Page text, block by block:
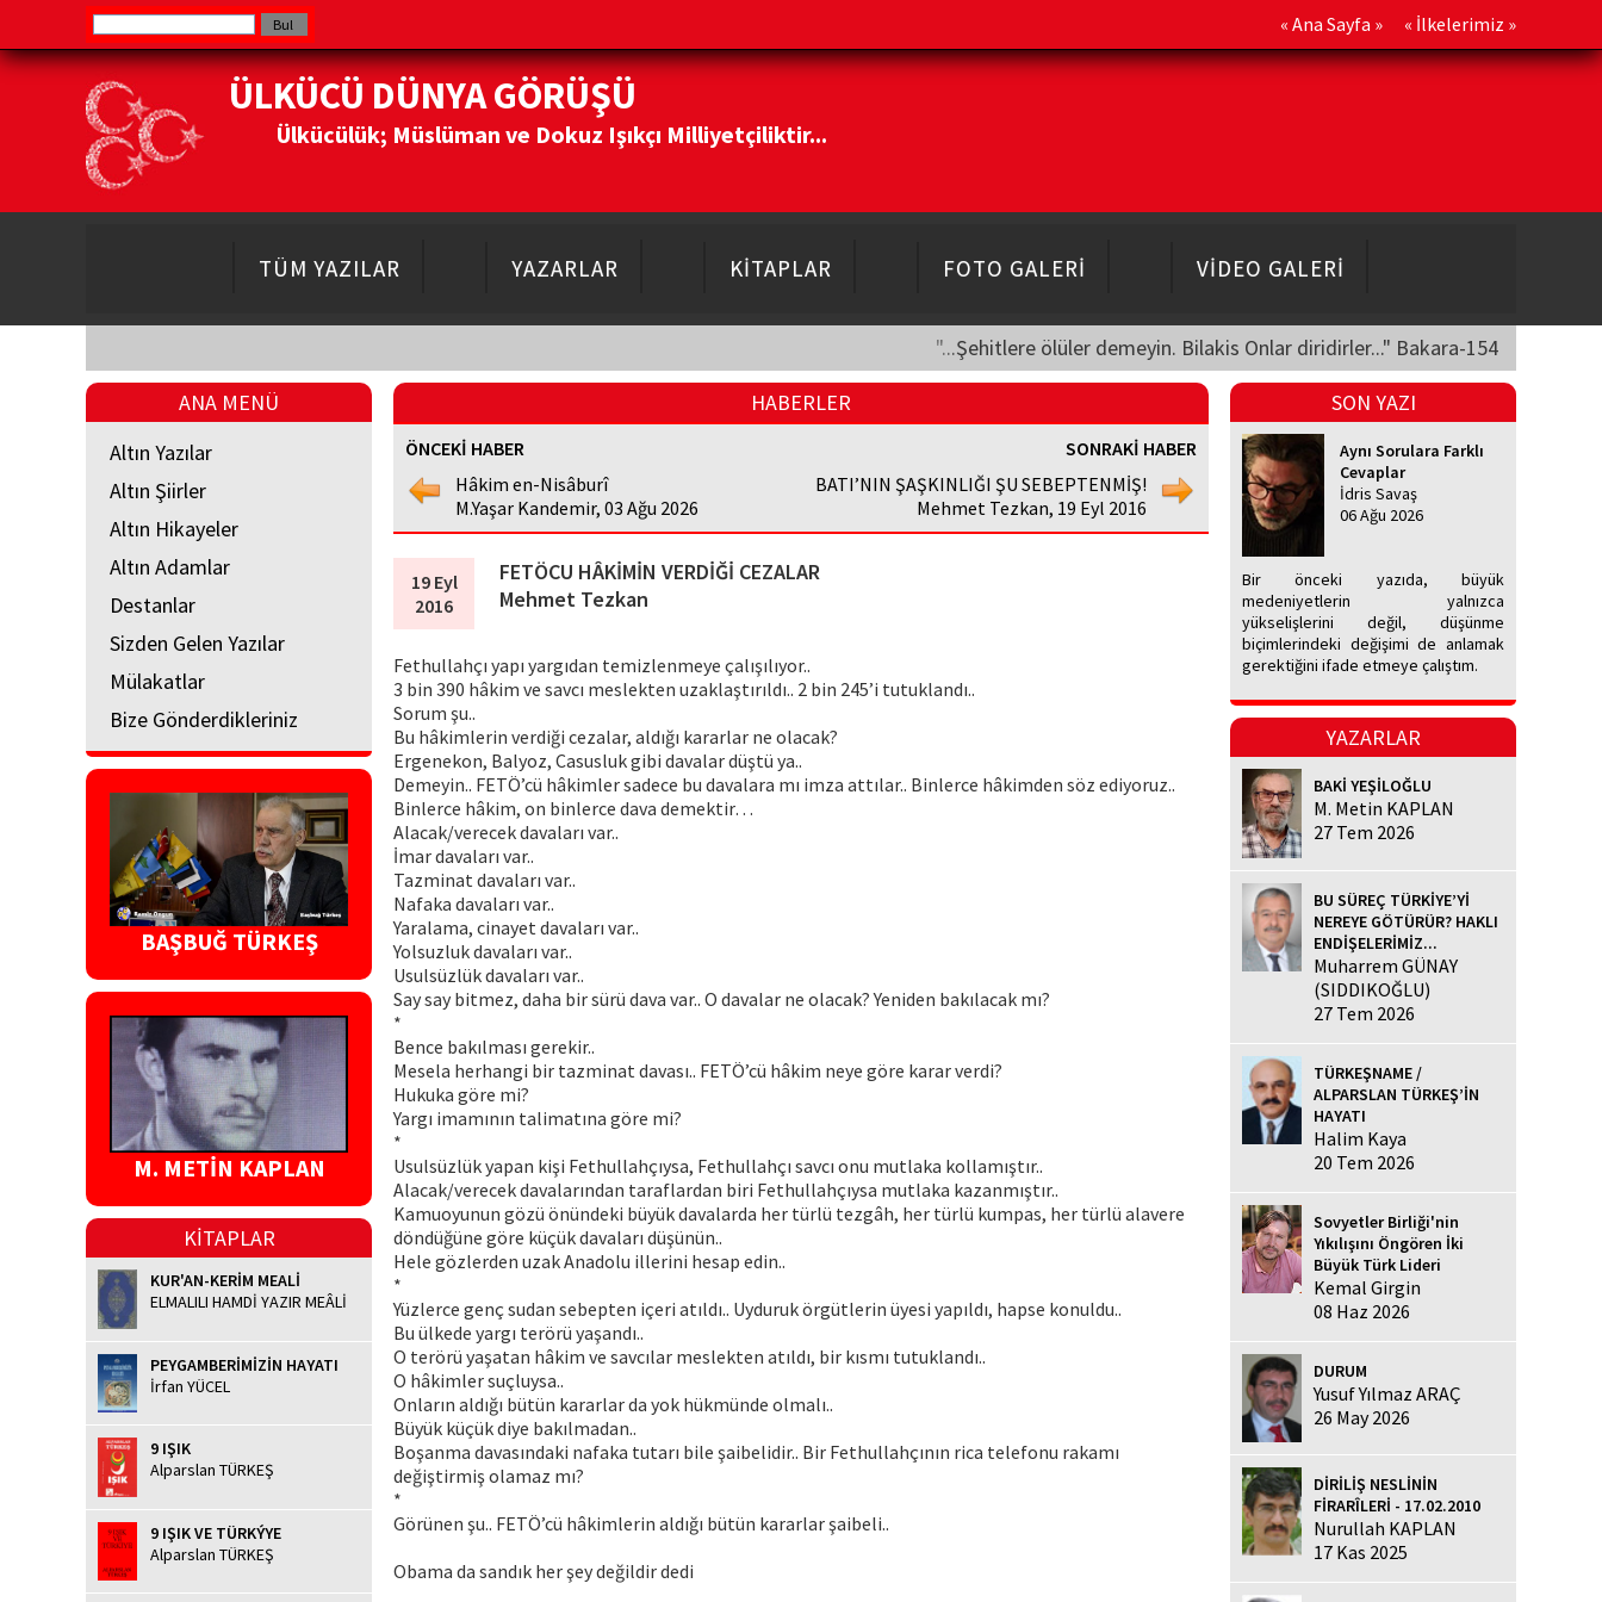
« Ana Sayfa » « İlkelerimiz »
ÜLKÜCÜ DÜNYA GÖRÜŞÜ
Ülkücülük; Müslüman ve Dokuz Işıkçı Milliyetçiliktir...
TÜM YAZILAR YAZARLAR KİTAPLAR FOTO GALERİ VİDEO GALERİ
"...Şehitlere ölüler demeyin. Bilakis Onlar diridirler..." Bakara-154
ANA MENÜ
Altın Yazılar
Altın Şiirler
Altın Hikayeler
Altın Adamlar
Destanlar
Sizden Gelen Yazılar
Mülakatlar
Bize Gönderdikleriniz
BAŞBUĞ TÜRKEŞ
M. METİN KAPLAN
KİTAPLAR
KUR'AN-KERİM MEALİ
ELMALILI HAMDİ YAZIR MEÂLİ
PEYGAMBERİMİZİN HAYATI
İrfan YÜCEL
9 IŞIK
Alparslan TÜRKEŞ
9 IŞIK VE TÜRKÝYE
Alparslan TÜRKEŞ
HABERLER
ÖNCEKİ HABER
Hâkim en-Nisâburî
M.Yaşar Kandemir, 03 Ağu 2026
SONRAKİ HABER
BATI’NIN ŞAŞKINLIĞI ŞU SEBEPTENMİŞ!
Mehmet Tezkan, 19 Eyl 2016
19 Eyl
2016
FETÖCU HÂKİMİN VERDİĞİ CEZALAR
Mehmet Tezkan
Fethullahçı yapı yargıdan temizlenmeye çalışılıyor..
3 bin 390 hâkim ve savcı meslekten uzaklaştırıldı.. 2 bin 245’i tutuklandı..
Sorum şu..
Bu hâkimlerin verdiği cezalar, aldığı kararlar ne olacak?
Ergenekon, Balyoz, Casusluk gibi davalar düştü ya..
Demeyin.. FETÖ’cü hâkimler sadece bu davalara mı imza attılar.. Binlerce hâkimden söz ediyoruz..
Binlerce hâkim, on binlerce dava demektir…
Alacak/verecek davaları var..
İmar davaları var..
Tazminat davaları var..
Nafaka davaları var..
Yaralama, cinayet davaları var..
Yolsuzluk davaları var..
Usulsüzlük davaları var..
Say say bitmez, daha bir sürü dava var.. O davalar ne olacak? Yeniden bakılacak mı?
*
Bence bakılması gerekir..
Mesela herhangi bir tazminat davası.. FETÖ’cü hâkim neye göre karar verdi?
Hukuka göre mi?
Yargı imamının talimatına göre mi?
*
Usulsüzlük yapan kişi Fethullahçıysa, Fethullahçı savcı onu mutlaka kollamıştır..
Alacak/verecek davalarından taraflardan biri Fethullahçıysa mutlaka kazanmıştır..
Kamuoyunun gözü önündeki büyük davalarda her türlü tezgâh, her türlü kumpas, her türlü alavere
döndüğüne göre küçük davaları düşünün..
Hele gözlerden uzak Anadolu illerini hesap edin..
*
Yüzlerce genç sudan sebepten içeri atıldı.. Uyduruk örgütlerin üyesi yapıldı, hapse konuldu..
Bu ülkede yargı terörü yaşandı..
O terörü yaşatan hâkim ve savcılar meslekten atıldı, bir kısmı tutuklandı..
O hâkimler suçluysa..
Onların aldığı bütün kararlar da yok hükmünde olmalı..
Büyük küçük diye bakılmadan..
Boşanma davasındaki nafaka tutarı bile şaibelidir.. Bir Fethullahçının rica telefonu rakamı
değiştirmiş olamaz mı?
*
Görünen şu.. FETÖ’cü hâkimlerin aldığı bütün kararlar şaibeli..
Obama da sandık her şey değildir dedi
SON YAZI
Aynı Sorulara Farklı
Cevaplar
İdris Savaş
06 Ağu 2026
Bir önceki yazıda, büyük
medeniyetlerin yalnızca
yükselişlerini değil, düşünme
biçimlerindeki değişimi de anlamak
gerektiğini ifade etmeye çalıştım.
YAZARLAR
BAKİ YEŞİLOĞLU
M. Metin KAPLAN
27 Tem 2026
BU SÜREÇ TÜRKİYE’Yİ
NEREYE GÖTÜRÜR? HAKLI
ENDİŞELERİMİZ...
Muharrem GÜNAY
(SIDDIKOĞLU)
27 Tem 2026
TÜRKEŞNAME /
ALPARSLAN TÜRKEŞ’İN
HAYATI
Halim Kaya
20 Tem 2026
Sovyetler Birliği'nin
Yıkılışını Öngören İki
Büyük Türk Lideri
Kemal Girgin
08 Haz 2026
DURUM
Yusuf Yılmaz ARAÇ
26 May 2026
DİRİLİŞ NESLİNİN
FİRARÎLERİ - 17.02.2010
Nurullah KAPLAN
17 Kas 2025